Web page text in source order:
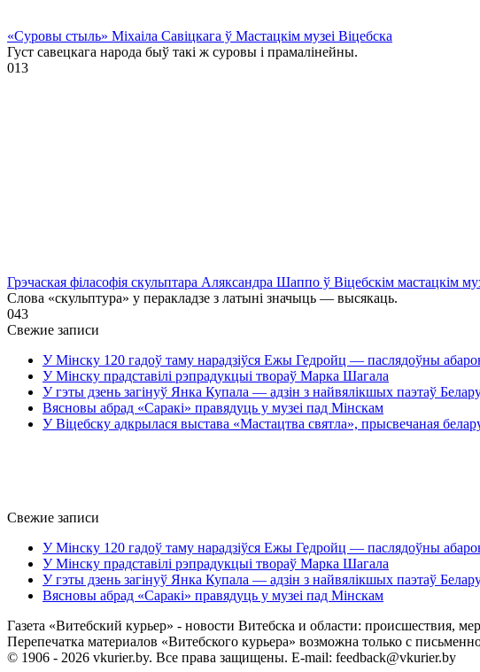
«Суровы стыль» Міхаіла Савіцкага ў Мастацкім музеі Віцебска
Густ савецкага народа быў такі ж суровы і прамалінейны.
013
Грэчаская філасофія скульптара Аляксандра Шаппо ў Віцебскім мастацкім
Слова «скульптура» у перакладзе з латыні значыць — высякаць.
043
Свежие записи
У Мінску 120 гадоў таму нарадзіўся Ежы Гедройц — паслядоўны
У Мінску прадставілі рэпрадукцыі твораў Марка Шагала
У гэты дзень загінуў Янка Купала — адзін з найвялікшых паэтаў
Вясновы абрад «Саракі» правядуць у музеі пад Мінскам
У Віцебску адкрылася выстава «Мастацтва святла», прысвечаная
Свежие записи
У Мінску 120 гадоў таму нарадзіўся Ежы Гедройц — паслядоўны
У Мінску прадставілі рэпрадукцыі твораў Марка Шагала
У гэты дзень загінуў Янка Купала — адзін з найвялікшых паэтаў
Вясновы абрад «Саракі» правядуць у музеі пад Мінскам
Газета «Витебский курьер» - новости Витебска и области: происшествия,
Перепечатка материалов «Витебского курьера» возможна только с
© 1906 - 2026 vkurier.by. Все права защищены. E-mail: feedback@vkurier.by